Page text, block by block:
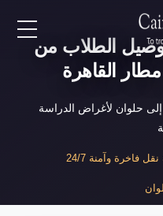
الطلاب من
القاهرة
حلوان لأغراض الدراسة
وآمنة 24/7